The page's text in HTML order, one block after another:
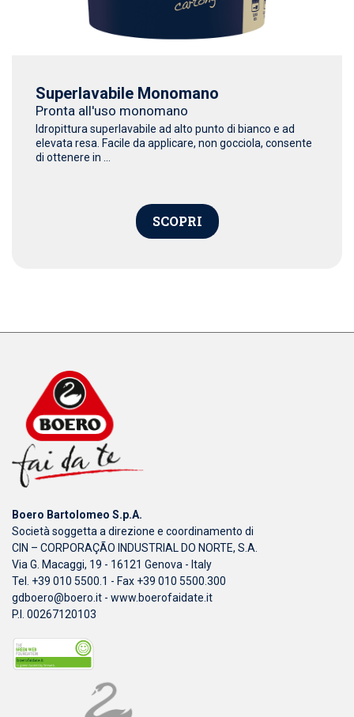
Superlavabile Monomano
Pronta all'uso monomano
Idropittura superlavabile ad alto punto di bianco e ad
elevata resa. Facile da applicare, non gocciola, consente
di ottenere in ...
SCOPRI
Boero Bartolomeo S.p.A.
Società soggetta a direzione e coordinamento di
CIN – CORPORAÇÃO INDUSTRIAL DO NORTE, S.A.
Via G. Macaggi, 19 - 16121 Genova - Italy
Tel. +39 010 5500.1 - Fax +39 010 5500.300
gdboero@boero.it - www.boerofaidate.it
P.I. 00267120103